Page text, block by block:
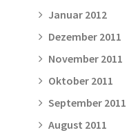
Januar 2012
Dezember 2011
November 2011
Oktober 2011
September 2011
August 2011